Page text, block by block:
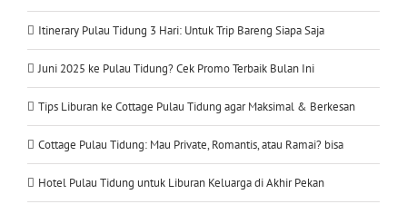
Itinerary Pulau Tidung 3 Hari: Untuk Trip Bareng Siapa Saja
Juni 2025 ke Pulau Tidung? Cek Promo Terbaik Bulan Ini
Tips Liburan ke Cottage Pulau Tidung agar Maksimal & Berkesan
Cottage Pulau Tidung: Mau Private, Romantis, atau Ramai? bisa
Hotel Pulau Tidung untuk Liburan Keluarga di Akhir Pekan